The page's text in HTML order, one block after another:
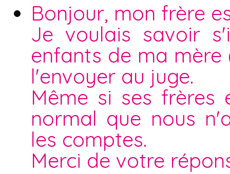
Bonjour, mon frère
Je voulais savoir
enfants de ma
l'envoyer au juge.
Même si ses
normal que nous
les comptes.
Merci de votre